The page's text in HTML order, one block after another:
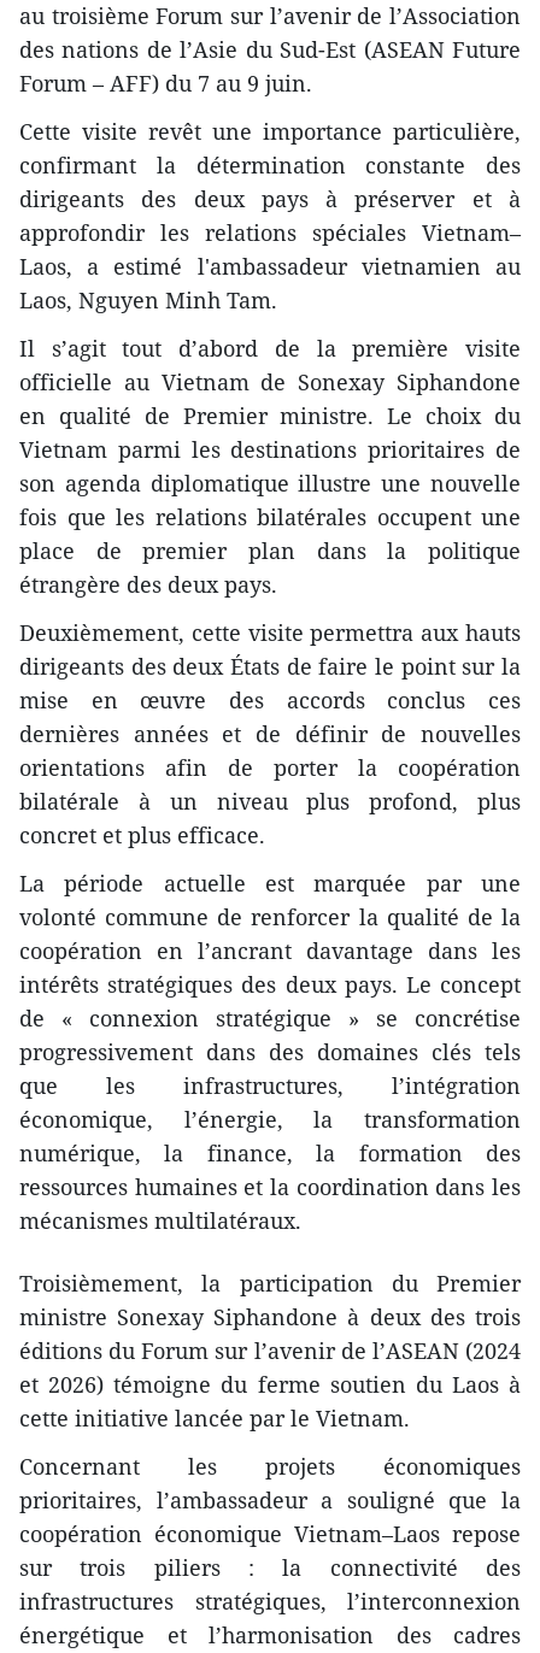
au troisième Forum sur l’avenir de l’Association
des nations de l’Asie du Sud-Est (ASEAN Future
Forum – AFF) du 7 au 9 juin.
Cette visite revêt une importance particulière,
confirmant la détermination constante des
dirigeants des deux pays à préserver et à
approfondir les relations spéciales Vietnam–
Laos, a estimé l'ambassadeur vietnamien au
Laos, Nguyen Minh Tam.
Il s’agit tout d’abord de la première visite
officielle au Vietnam de Sonexay Siphandone
en qualité de Premier ministre. Le choix du
Vietnam parmi les destinations prioritaires de
son agenda diplomatique illustre une nouvelle
fois que les relations bilatérales occupent une
place de premier plan dans la politique
étrangère des deux pays.
Deuxièmement, cette visite permettra aux hauts
dirigeants des deux États de faire le point sur la
mise en œuvre des accords conclus ces
dernières années et de définir de nouvelles
orientations afin de porter la coopération
bilatérale à un niveau plus profond, plus
concret et plus efficace.
La période actuelle est marquée par une
volonté commune de renforcer la qualité de la
coopération en l’ancrant davantage dans les
intérêts stratégiques des deux pays. Le concept
de « connexion stratégique » se concrétise
progressivement dans des domaines clés tels
que les infrastructures, l’intégration
économique, l’énergie, la transformation
numérique, la finance, la formation des
ressources humaines et la coordination dans les
mécanismes multilatéraux.
Troisièmement, la participation du Premier
ministre Sonexay Siphandone à deux des trois
éditions du Forum sur l’avenir de l’ASEAN (2024
et 2026) témoigne du ferme soutien du Laos à
cette initiative lancée par le Vietnam.
Concernant les projets économiques
prioritaires, l’ambassadeur a souligné que la
coopération économique Vietnam–Laos repose
sur trois piliers : la connectivité des
infrastructures stratégiques, l’interconnexion
énergétique et l’harmonisation des cadres